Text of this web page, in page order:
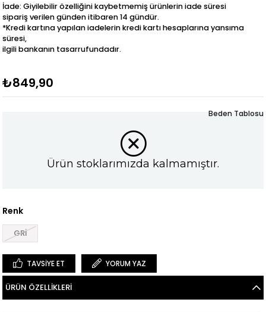
İade: Giyilebilir özelliğini kaybetmemiş ürünlerin iade süresi
sipariş verilen günden itibaren 14 gündür.
*Kredi kartına yapılan iadelerin kredi kartı hesaplarına yansıma
süresi,
ilgili bankanın tasarrufundadır.
₺849,90
Ürün stoklarımızda kalmamıştır.
Renk
GRİ
Beden Tablosu
TAVSIYE ET YORUM YAZ
ÜRÜN ÖZELLIKLERI